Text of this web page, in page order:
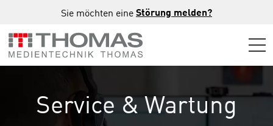
Zur Hauptnavigation springen
Zum Hauptinhalt springen
Zur Fußzeile der Seite springen
Sie möchten eineStörung melden?
Service & Wartung